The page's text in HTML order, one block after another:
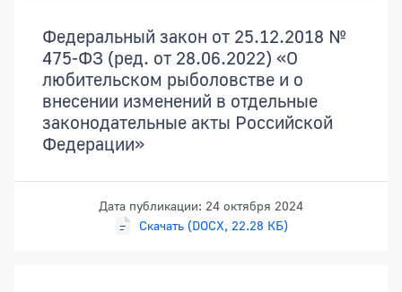
Федеральный закон от 25.12.2018 №
475-ФЗ (ред. от 28.06.2022) «О
любительском рыболовстве и о
внесении изменений в отдельные
законодательные акты Российской
Федерации»
Дата публикации: 24 октября 2024
Скачать (DOCX, 22.28 КБ)